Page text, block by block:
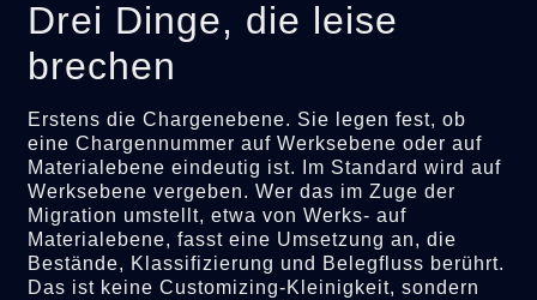
Drei Dinge, die leise
brechen
Erstens die Chargenebene. Sie legen fest, ob
eine Chargennummer auf Werksebene oder auf
Materialebene eindeutig ist. Im Standard wird auf
Werksebene vergeben. Wer das im Zuge der
Migration umstellt, etwa von Werks- auf
Materialebene, fasst eine Umsetzung an, die
Bestände, Klassifizierung und Belegfluss berührt.
Das ist keine Customizing-Kleinigkeit, sondern